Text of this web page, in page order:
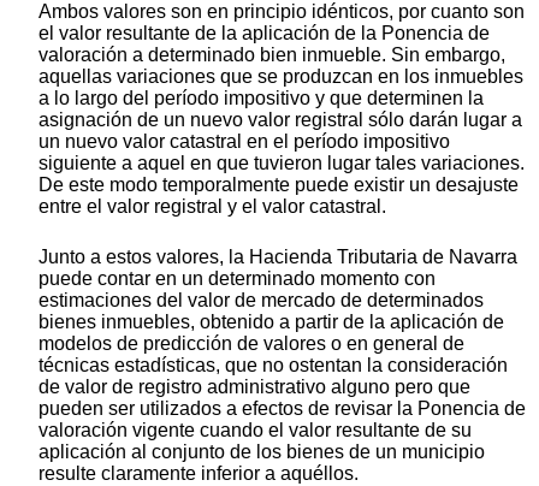
Ambos valores son en principio idénticos, por cuanto son
el valor resultante de la aplicación de la Ponencia de
valoración a determinado bien inmueble. Sin embargo,
aquellas variaciones que se produzcan en los inmuebles
a lo largo del período impositivo y que determinen la
asignación de un nuevo valor registral sólo darán lugar a
un nuevo valor catastral en el período impositivo
siguiente a aquel en que tuvieron lugar tales variaciones.
De este modo temporalmente puede existir un desajuste
entre el valor registral y el valor catastral.
Junto a estos valores, la Hacienda Tributaria de Navarra
puede contar en un determinado momento con
estimaciones del valor de mercado de determinados
bienes inmuebles, obtenido a partir de la aplicación de
modelos de predicción de valores o en general de
técnicas estadísticas, que no ostentan la consideración
de valor de registro administrativo alguno pero que
pueden ser utilizados a efectos de revisar la Ponencia de
valoración vigente cuando el valor resultante de su
aplicación al conjunto de los bienes de un municipio
resulte claramente inferior a aquéllos.